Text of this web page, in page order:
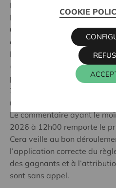
La société coopérative Cera,
Muntstraat 1 à 3000
0403.581.960, organise un
coopérateurs.
Pour participer, il suffit de
(@cera_fr_) et de publier,
parution des magazines
2026), tes 3 emojis de
mercredi 20 mai 2026 à
Le commentaire ayant le
2026 à 12h00 remporte le
Cera veille au bon
l’application correcte du
des gagnants et à
sont sans appel.
COOKIE